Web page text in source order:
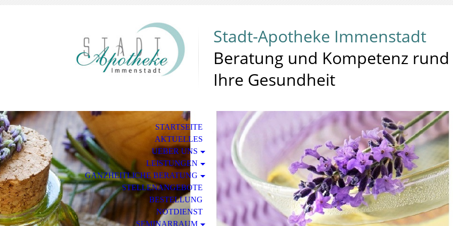
Stadt-Apotheke Immenstadt
Beratung und Kompetenz
Ihre Gesundheit
STARTSEITE
AKTUELLES
UEBER UNS
LEISTUNGEN
GANZHEITLICHE BERATUNG
STELLENANGEBOTE
BESTELLUNG
NOTDIENST
SEMINARRAUM